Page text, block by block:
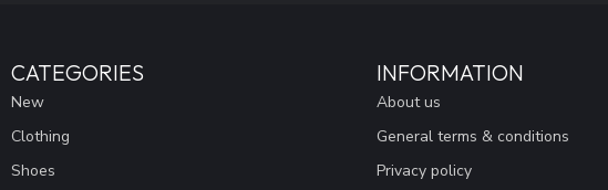
CATEGORIES
New
Clothing
Shoes
INFORMATION
About us
General terms & conditions
Privacy policy